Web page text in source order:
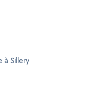
à Sillery